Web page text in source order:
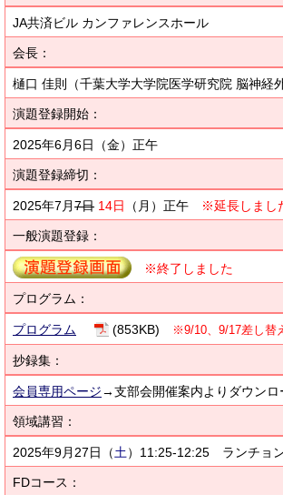
JA共済ビル カンファレンスホール
会長：
樋口 佳則（千葉大学大学院医学研究院 脳神経
演題登録開始：
2025年6月6日（金）正午
演題登録締切：
2025年7月7日 14日 （月）正午 ※延長しまし
一般演題登録：
※終了しました
プログラム：
プログラム (853KB) ※9/10、9/17差し替
抄録集：
会員専用ページ→支部会開催案内よりダウンロ
領域講習：
2025年9月27日 （土）11:25-12:25 ランチョ
FDコース：